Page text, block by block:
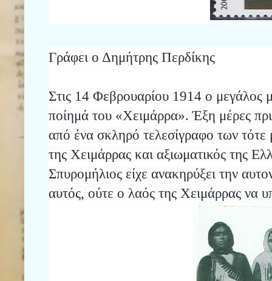
Γράφει ο Δημήτρης Περδίκης
Στις 14 Φεβρουαρίου 1914 ο
ποίημά του «Χειμάρρα». Έξη μέρες
από ένα σκληρό τελεσίγραφο των
της Χειμάρρας και αξιωματικός της
Σπυρομήλιος είχε ανακηρύξει την
αυτός, ούτε ο λαός της Χειμάρρας να